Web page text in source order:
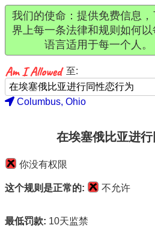
我们的使命：提供免费信息
界上每一条法律和规则如何以
语言适用于每一个人。
至:
Columbus, Ohio
在埃塞俄比亚进
你没有权限
这个规则是正常的: 不允许
最低罚款: 10天监禁